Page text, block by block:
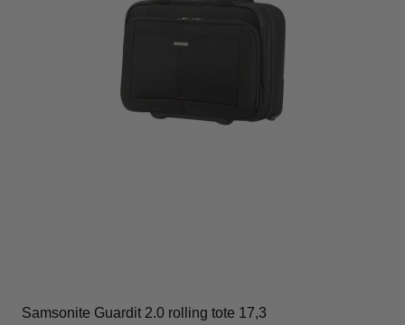
Samsonite Guardit 2.0 rolling tote 17,3